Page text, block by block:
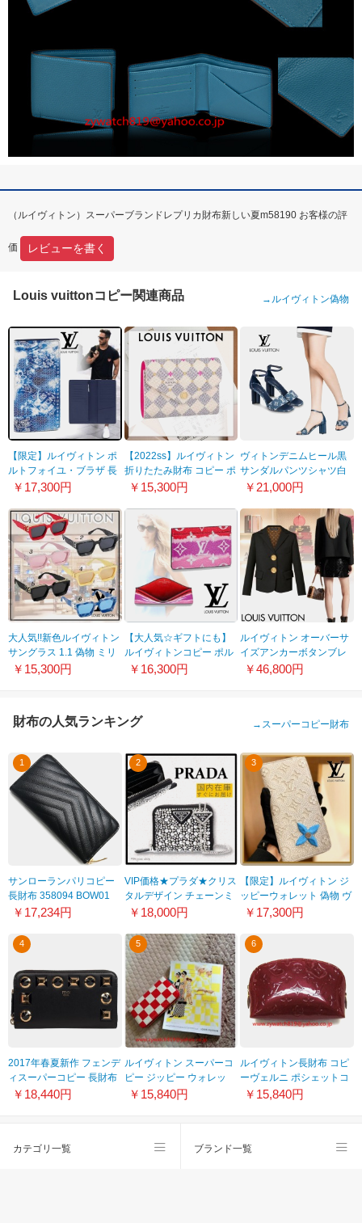
（ルイヴィトン）スーパーブランドレプリカ財布新しい夏m58190 お客様の評
価 レビューを書く
Louis vuittonコピー関連商品 → ルイヴィトン偽物
【限定】ルイヴィトン ポ
ルトフォイユ・ブラザ 長
財布 偽物 M81405
￥17,300円
【2022ss】ルイヴィトン
折りたたみ財布 コピー ポ
ルトフォイユ ヴィクトリ
￥15,300円
ヴィトンデニムヒール黒
サンダルパンツシャツ白
ワンピスカートに
￥21,000円
大人気!!新色ルイヴィトン
サングラス 1.1 偽物 ミリ
オネア 6色 Z1169E
￥15,300円
【大人気☆ギフトにも】
ルイヴィトンコピー ポル
ト カルト・サーンプル エ
￥16,300円
ルイヴィトン オーバーサ
イズアンカーボタンブレ
ザー コピー 1ABE9S
￥46,800円
財布の人気ランキング → スーパーコピー財布
1
サンローランパリコピー
長財布 358094 BOW01
1000 モノグラムME サン
年新作 レディース
￥17,234円
2
VIP価格★プラダ★クリス
タルデザイン チェーンミ
ニウォレット コピー
￥18,000円
3
【限定】​ルイヴィトン ジ
ッピーウォレット 偽物 ヴ
ェルティカル 長財布
￥17,300円
4
2017年春夏新作 フェンデ
ィスーパーコピー 長財布
8M0299 SF2 F0KUR
￥18,440円
5
ルイヴィトン スーパーコ
ピー ジッピー ウォレッ
ト ダミエ モザイク 長財
￥15,840円
6
ルイヴィトン長財布 コピ
ーヴェルニ ポシェットコ
スメティック ポムダムー
￥15,840円
カテゴリ一覧 ブランド一覧